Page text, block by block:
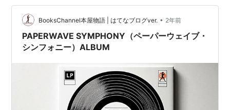
BooksChannel本屋物語 | はてなブログver. • 2年前
PAPERWAVE SYMPHONY（ペーパーウェイブ・
シンフォニー）ALBUM